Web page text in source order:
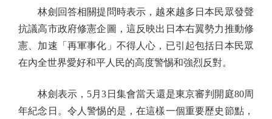
林劍回答相關提問時表示，越來越多日本民眾發聲
抗議高市政府修憲企圖，這反映出日本右翼勢力推動修
憲、加速「再軍事化」不得人心，已引起包括日本民眾
在內全世界愛好和平人民的高度警惕和強烈反對。
林劍表示，5月3日集會當天還是東京審判開庭80周
年紀念日。令人警惕的是，在這樣一個重要歷史節點，